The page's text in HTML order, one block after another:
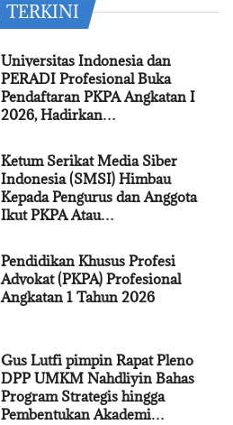
TERKINI
Universitas Indonesia dan
PERADI Profesional Buka
Pendaftaran PKPA Angkatan I
2026, Hadirkan…
Ketum Serikat Media Siber
Indonesia (SMSI) Himbau
Kepada Pengurus dan Anggota
Ikut PKPA Atau…
Pendidikan Khusus Profesi
Advokat (PKPA) Profesional
Angkatan 1 Tahun 2026
Gus Lutfi pimpin Rapat Pleno
DPP UMKM Nahdliyin Bahas
Program Strategis hingga
Pembentukan Akademi…